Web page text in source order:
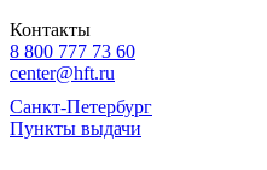
Контакты
8 800 777 73 60
center@hft.ru
Санкт-Петербург
Пункты выдачи